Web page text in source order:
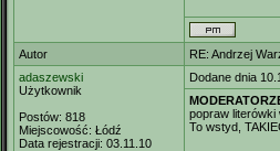
Autor
RE: Andrzej
adaszewski
Użytkownik
Postów: 818
Miejscowość: Łódź
Data rejestracji: 03.11.10
Dodane dnia
popraw
To wstyd,